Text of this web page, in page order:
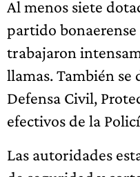
Al menos siete
partido
trabajaron
llamas. También se
Defensa Civil,
efectivos de la
Las autoridades